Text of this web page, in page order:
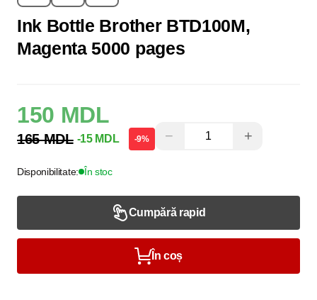
Ink Bottle Brother BTD100M,
Magenta 5000 pages
150 MDL
165 MDL -15 MDL -9% − +
Disponibilitate: În stoc
Cumpără rapid
În coș